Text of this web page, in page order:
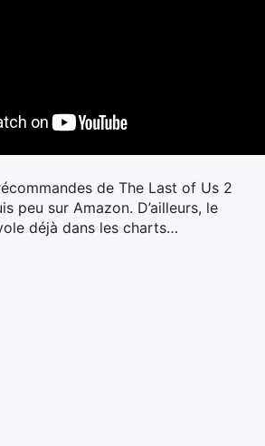
de The Last of Us 2
peu sur Amazon. D’ailleurs, le
déjà dans les charts…